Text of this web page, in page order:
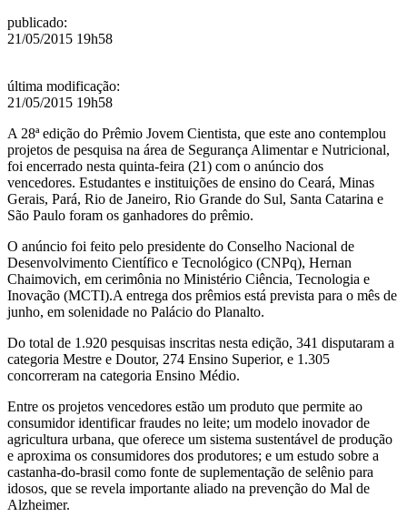
publicado:
21/05/2015 19h58
última modificação:
21/05/2015 19h58
A 28ª edição do Prêmio Jovem Cientista, que este ano contemplou
projetos de pesquisa na área de Segurança Alimentar e Nutricional,
foi encerrado nesta quinta-feira (21) com o anúncio dos
vencedores. Estudantes e instituições de ensino do Ceará, Minas
Gerais, Pará, Rio de Janeiro, Rio Grande do Sul, Santa Catarina e
São Paulo foram os ganhadores do prêmio.
O anúncio foi feito pelo presidente do Conselho Nacional de
Desenvolvimento Científico e Tecnológico (CNPq), Hernan
Chaimovich, em cerimônia no Ministério Ciência, Tecnologia e
Inovação (MCTI).A entrega dos prêmios está prevista para o mês de
junho, em solenidade no Palácio do Planalto.
Do total de 1.920 pesquisas inscritas nesta edição, 341 disputaram a
categoria Mestre e Doutor, 274 Ensino Superior, e 1.305
concorreram na categoria Ensino Médio.
Entre os projetos vencedores estão um produto que permite ao
consumidor identificar fraudes no leite; um modelo inovador de
agricultura urbana, que oferece um sistema sustentável de produção
e aproxima os consumidores dos produtores; e um estudo sobre a
castanha-do-brasil como fonte de suplementação de selênio para
idosos, que se revela importante aliado na prevenção do Mal de
Alzheimer.